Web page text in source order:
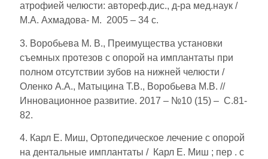
атрофией челюсти: автореф.дис., д-ра мед.наук /
М.А. Ахмадова- М. 2005 – 34 с.
3. Воробьева М. В., Преимущества установки
съемных протезов с опорой на имплантаты при
полном отсутствии зубов на нижней челюсти /
Оленко А.А., Матыцина Т.В., Воробьева М.В. //
Инновационное развитие. 2017 – №10 (15) – С.81-
82.
4. Карл Е. Миш, Ортопедическое лечение с опорой
на дентальные имплантаты / Карл Е. Миш ; пер . с